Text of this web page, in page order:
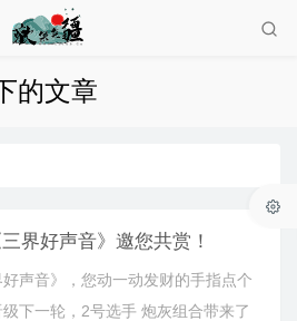
的文章
界好声音》邀您共赏！
声音》，您动一动发财的手指点个
下一轮，2号选手 炮灰组合带来了